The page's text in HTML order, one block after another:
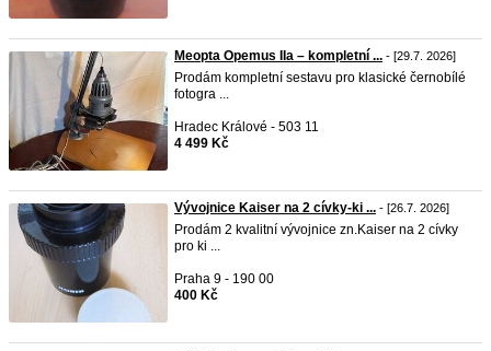
Meopta Opemus IIa – kompletní ... - [29.7. 2026]
Prodám kompletní sestavu pro klasické černobílé
fotogra ...
Hradec Králové - 503 11
4 499 Kč
Vývojnice Kaiser na 2 cívky-ki ... - [26.7. 2026]
Prodám 2 kvalitní vývojnice zn.Kaiser na 2 cívky
pro ki ...
Praha 9 - 190 00
400 Kč